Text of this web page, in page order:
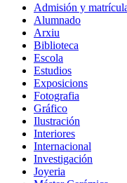
Admisión y
Alumnado
Arxiu
Biblioteca
Escola
Estudios
Exposicions
Fotografia
Gráfico
Ilustración
Interiores
Internacional
Investigación
Joyeria